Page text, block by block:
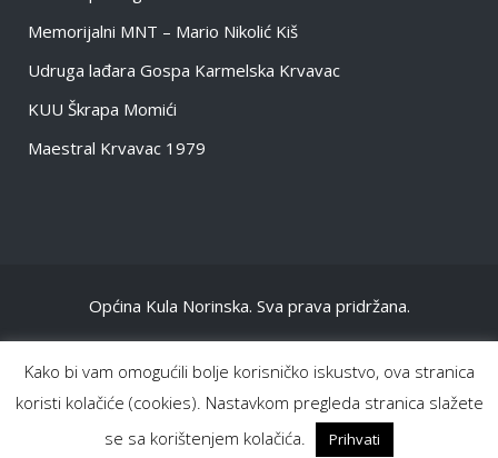
Memorijalni MNT – Mario Nikolić Kiš
Udruga lađara Gospa Karmelska Krvavac
KUU Škrapa Momići
Maestral Krvavac 1979
Općina Kula Norinska. Sva prava pridržana.
NASLOVNA
OPĆENITO
INFORMACIJE DOKUMENTI
Kako bi vam omogućili bolje korisničko iskustvo, ova stranica
koristi kolačiće (cookies). Nastavkom pregleda stranica slažete
se sa korištenjem kolačića.
Prihvati